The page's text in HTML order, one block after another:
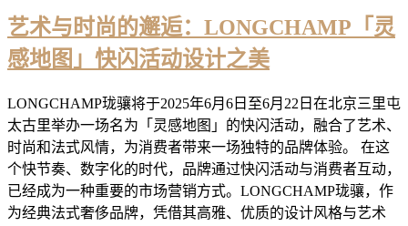
艺术与时尚的邂逅：LONGCHAMP「灵
感地图」快闪活动设计之美
LONGCHAMP珑骧将于2025年6月6日至6月22日在北京三里屯
太古里举办一场名为「灵感地图」的快闪活动，融合了艺术、
时尚和法式风情，为消费者带来一场独特的品牌体验。 在这
个快节奏、数字化的时代，品牌通过快闪活动与消费者互动，
已经成为一种重要的市场营销方式。LONGCHAMP珑骧，作
为经典法式奢侈品牌，凭借其高雅、优质的设计风格与艺术